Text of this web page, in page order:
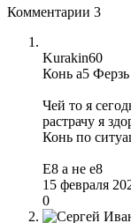
Комментарии 3
Kurakin60
Конь а5
Чей то я
растрачу я
Конь по
Е8 а не е8
15 февраля
0